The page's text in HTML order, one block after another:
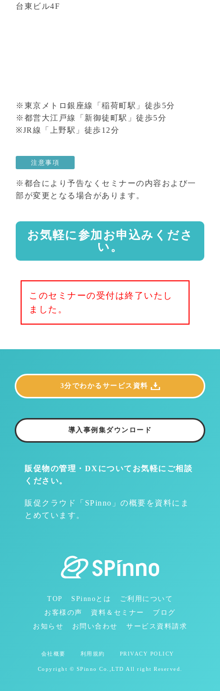
台東ビル4F
※東京メトロ銀座線「稲荷町駅」徒歩5分
※都営大江戸線「新御徒町駅」徒歩5分
※JR線「上野駅」徒歩12分
注意事項
※都合により予告なくセミナーの内容および一
部が変更となる場合があります。
お気軽に参加お申込みくださ
い。
このセミナーの受付は終了いたし
ました。
販促物の管理・DXについて お気軽にご相談
ください。
販促クラウド「SPinno」の概要を資料にま
とめています。
3分でわかるサービス資料
導入事例集ダウンロード
TOP SPinnoとは
ご利用について
お客様の声
資料＆セミナー
ブログ
お知らせ
お問い合わせ サービス資料請求
会社概要 利用規約 PRIVACY POLICY
Copyright © SPinno Co.,LTD All right Reserved.